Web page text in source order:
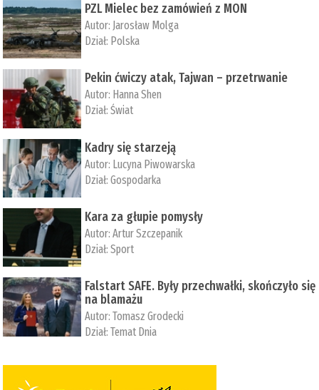
PZL Mielec bez zamówień z MON
Autor: Jarosław Molga
Dział: Polska
Pekin ćwiczy atak, Tajwan – przetrwanie
Autor: ­Hanna Shen
Dział:Świat
Kadry się starzeją
Autor: Lucyna Piwowarska
Dział:Gospodarka
Kara za głupie pomysły
Autor:Artur Szczepanik
Dział:Sport
Falstart SAFE. Były przechwałki, skończyło się
na blamażu
Autor:Tomasz Grodecki
Dział:Temat Dnia